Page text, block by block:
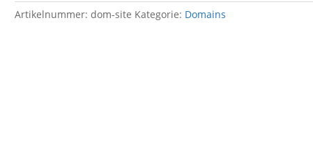
Menge
Artikelnummer: dom-site Kategorie: Domains